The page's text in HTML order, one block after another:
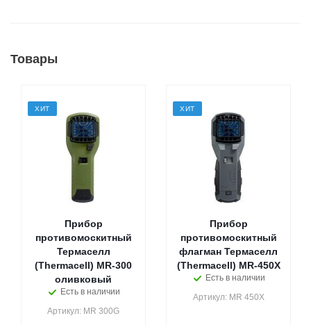
Товары
ХИТ
Прибор
противомоскитный
Термаселл
(Thermacell) MR-300
оливковый
Есть в наличии
Артикул: MR 300G
ХИТ
Прибор
противомоскитный
флагман Термаселл
(Thermacell) MR-450X
Есть в наличии
Артикул: MR 450X